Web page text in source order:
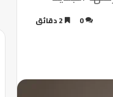
0